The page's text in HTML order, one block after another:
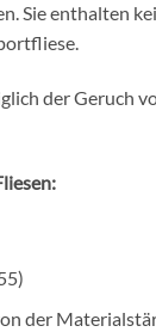
Sie enthalten
der Geruch
der